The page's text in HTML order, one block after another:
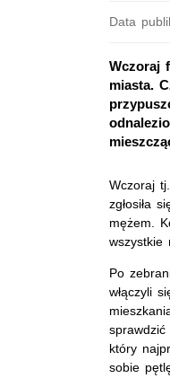
Data
Wczoraj
miasta.
Wczoraj
zgłosiła
mężem.
wszystkie
Po
włączyli
który
sobie